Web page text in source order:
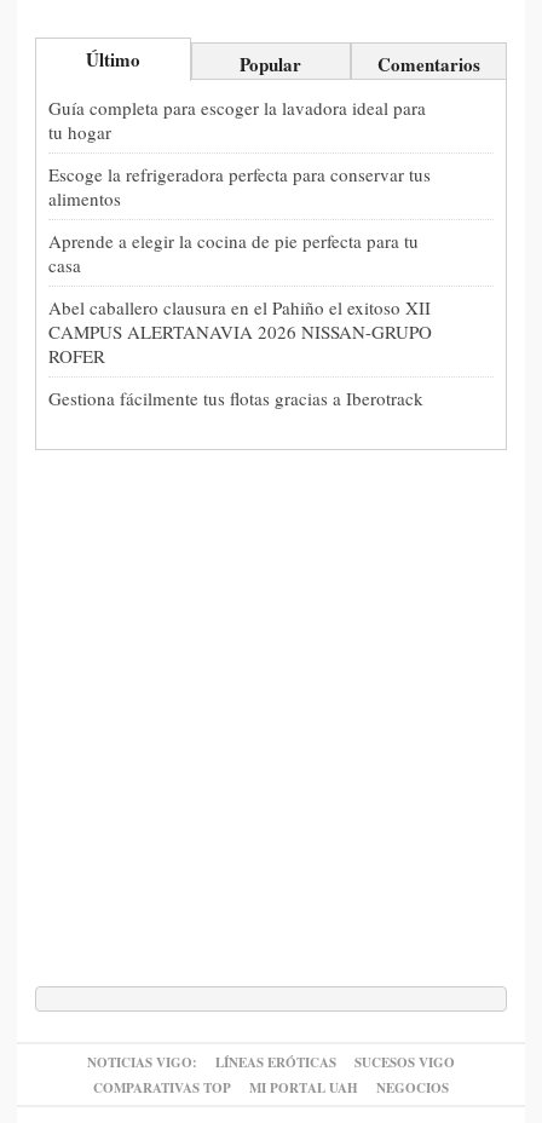
Último Popular Comentarios
Guía completa para escoger la lavadora ideal para
tu hogar
Escoge la refrigeradora perfecta para conservar tus
alimentos
Aprende a elegir la cocina de pie perfecta para tu
casa
Abel caballero clausura en el Pahiño el exitoso XII
CAMPUS ALERTANAVIA 2026 NISSAN-GRUPO
ROFER
Gestiona fácilmente tus flotas gracias a Iberotrack
NOTICIAS VIGO: LÍNEAS ERÓTICAS
SUCESOS VIGO
COMPARATIVAS TOP
MI PORTAL UAH NEGOCIOS